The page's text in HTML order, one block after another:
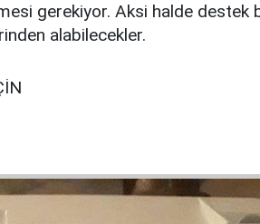
gerekiyor. Aksi halde destek
alabilecekler.